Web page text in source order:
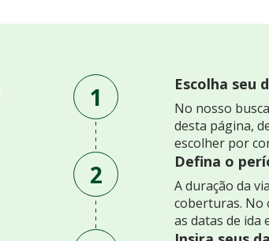
1 Escolha seu
No nosso
desta página,
escolher por
2 Defina o
A duração da
coberturas. No
as datas de ida